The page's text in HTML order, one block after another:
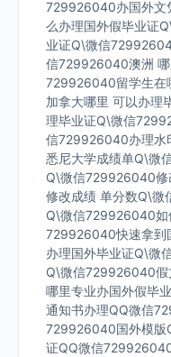
729926040办国外文
么办理国外假毕业证
业证Q\微信
信729926040澳洲
729926040留学生在
加拿大哪里 可以办
理毕业证Q\微信
信729926040办理水
悉尼大学成绩单Q\微
Q\微信729926040修
修改成绩 单分数Q\
Q\微信729926040如
729926040快速拿到
办理国外毕业证Q\微
Q\微信729926040假
哪里专业办国外假毕
通知书办理QQ微信
729926040国外模版
证QQ微信